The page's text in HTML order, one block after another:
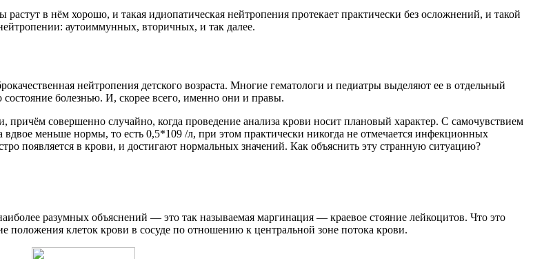
в нём хорошо, и такая идиопатическая нейтропения протекает практически без осложнений, и такой
аутоиммунных, вторичных, и так далее.
нейтропения детского возраста. Многие гематологи и педиатры выделяют ее в отдельный
болезнью. И, скорее всего, именно они и правы.
совершенно случайно, когда проведение анализа крови носит плановый характер. С самочувствием
меньше нормы, то есть 0,5*109 /л, при этом практически никогда не отмечается инфекционных
появляется в крови, и достигают нормальных значений. Как объяснить эту странную ситуацию?
разумных объяснений — это так называемая маргинация — краевое стояние лейкоцитов. Что это
положения клеток крови в сосуде по отношению к центральной зоне потока крови.